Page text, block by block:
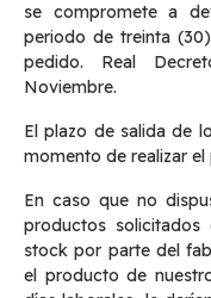
se compromete a
periodo de treinta
pedido. Real
Noviembre.
El plazo de salida de
momento de realizar el
En caso que no
productos
stock por parte del
el producto de